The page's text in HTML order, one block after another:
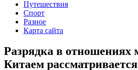
Путешествия
Спорт
Разное
Карта сайта
Разрядка в
Китаем